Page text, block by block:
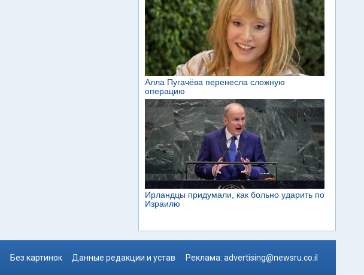
Без картинок Данные редакции и устав Реклама: advertising@newsru.co.il